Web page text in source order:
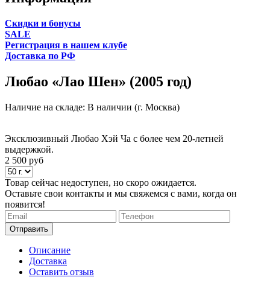
Cкидки и бонусы
SALE
Регистрация в нашем клубе
Доставка по РФ
Любао «Лао Шен» (2005 год)
Наличие на складе: В наличии (г. Москва)
Эксклюзивный Любао Хэй Ча с более чем 20-летней
выдержкой.
2 500 руб
Товар сейчас недоступен, но скоро ожидается.
Оставьте свои контакты и мы свяжемся с вами, когда он
появится!
Отправить
Описание
Доставка
Оставить отзыв